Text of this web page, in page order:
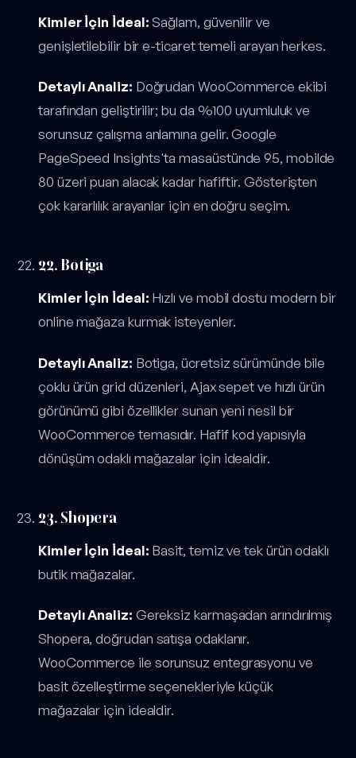
Kimler İçin İdeal:Sağlam, güvenilir ve
genişletilebilir bir e-ticaret temeli arayan herkes.
Detaylı Analiz: Doğrudan WooCommerce ekibi
tarafından geliştirilir; bu da %100 uyumluluk ve
sorunsuz çalışma anlamına gelir. Google
PageSpeed Insights'ta masaüstünde 95, mobilde
80 üzeri puan alacak kadar hafiftir. Gösterişten
çok kararlılık arayanlar için en doğru seçim.
22. Botiga
Kimler İçin İdeal: Hızlı ve mobil dostu modern bir
online mağaza kurmak isteyenler.
Detaylı Analiz: Botiga, ücretsiz sürümünde bile
çoklu ürün grid düzenleri, Ajax sepet ve hızlı ürün
görünümü gibi özellikler sunan yeni nesil bir
WooCommerce temasıdır. Hafif kod yapısıyla
dönüşüm odaklı mağazalar için idealdir.
23. Shopera
Kimler İçin İdeal: Basit, temiz ve tek ürün odaklı
butik mağazalar.
Detaylı Analiz: Gereksiz karmaşadan arındırılmış
Shopera, doğrudan satışa odaklanır.
WooCommerce ile sorunsuz entegrasyonu ve
basit özelleştirme seçenekleriyle küçük
mağazalar için idealdir.